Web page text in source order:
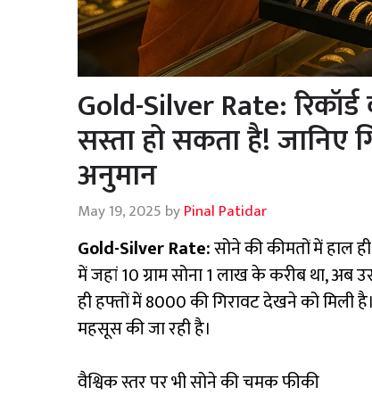
Gold-Silver Rate:
सस्ता हो सकता है!
अनुमान
May 19, 2025 byPinal Patidar
Gold-Silver Rate:सोने की कीमतों में हाल
में जहां 10 ग्राम सोना ₹1 लाख के करीब था,
ही हफ्तों में ₹8000 की गिरावट देखने को मिली
महसूस की जा रही है।
वैश्विक स्तर पर भी सोने की चमक फीकी